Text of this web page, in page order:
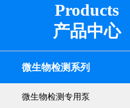
Products
产品中心
微生物检测系列
微生物检测专用泵